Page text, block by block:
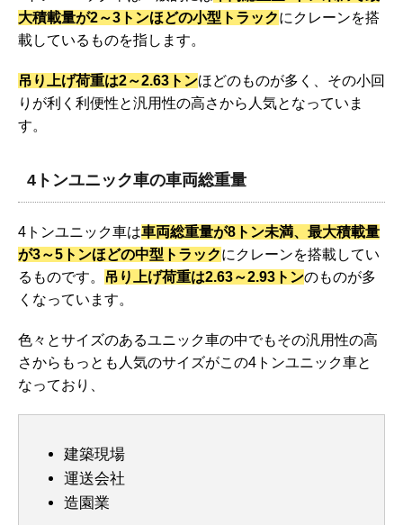
大積載量が2～3トンほどの小型トラックにクレーンを搭
載しているものを指します。
吊り上げ荷重は2～2.63トンほどのものが多く、その小回
りが利く利便性と汎用性の高さから人気となっていま
す。
4トンユニック車の車両総重量
4トンユニック車は車両総重量が8トン未満、最大積載量
が3～5トンほどの中型トラックにクレーンを搭載してい
るものです。
吊り上げ荷重は2.63～2.93トンのものが多
くなっています。
色々とサイズのあるユニック車の中でもその汎用性の高
さからもっとも人気のサイズがこの4トンユニック車と
なっており、
建築現場
運送会社
造園業